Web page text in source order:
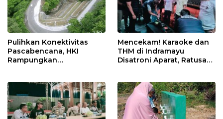
Pulihkan Konektivitas
Pascabencana, HKI
Rampungkan
Mencekam! Karaoke dan
THM di Indramayu
Disatroni Aparat, Ratusan